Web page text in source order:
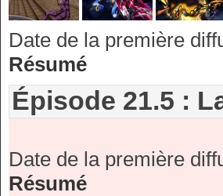
Date de la première
Résumé
Épisode 21.5 :
Date de la première
Résumé